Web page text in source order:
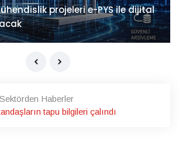
projeleri e-PYS ile dijital
Sektörden Haberler
tapu bilgileri çalındı